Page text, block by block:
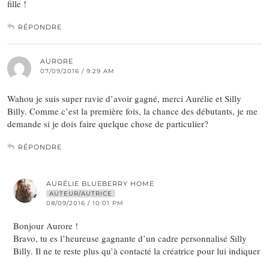
fille !
RÉPONDRE
AURORE
07/09/2016 / 9:29 AM
Wahou je suis super ravie d’avoir gagné, merci Aurélie et Silly
Billy. Comme c’est la première fois, la chance des débutants, je me
demande si je dois faire quelque chose de particulier?
RÉPONDRE
AURÉLIE BLUEBERRY HOME
AUTEUR/AUTRICE
08/09/2016 / 10:01 PM
Bonjour Aurore !
Bravo, tu es l’heureuse gagnante d’un cadre personnalisé Silly
Billy. Il ne te reste plus qu’à contacté la créatrice pour lui indiquer